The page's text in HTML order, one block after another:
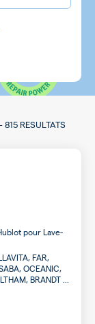
-815 RESULTATS
pour Lave-
FAR,
OCEANIC,
BRANDT ...